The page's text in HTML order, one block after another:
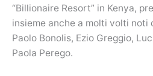
“Billionaire Resort” in Kenya,
insieme anche a molti volti noti
Paolo Bonolis, Ezio Greggio,
Paola Perego.